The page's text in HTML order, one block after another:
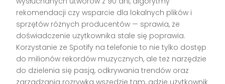
rekomendacji czy wsparcie dla lokalnych plików i
sprzętów różnych producentów — sprawia, że
doświadczenie użytkownika stale się poprawia.
Korzystanie ze Spotify na telefonie to nie tylko dostęp
do milionów rekordów muzycznych, ale też narzędzie
do dzielenia się pasją, odkrywania trendów oraz
zarządzania rozrywką wszędzie tam, gdzie użytkownik